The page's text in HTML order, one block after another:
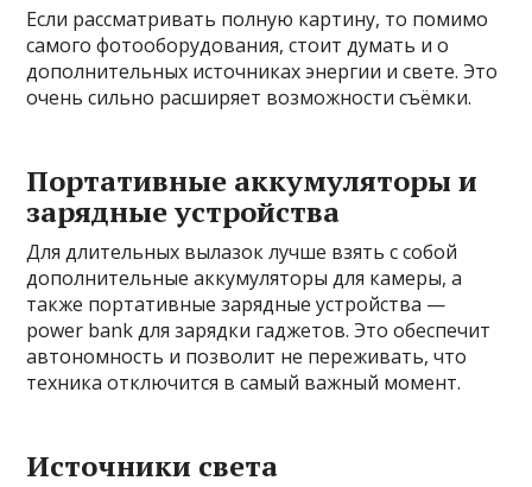
Если рассматривать полную картину, то помимо
самого фотооборудования, стоит думать и о
дополнительных источниках энергии и свете. Это
очень сильно расширяет возможности съёмки.
Портативные аккумуляторы и
зарядные устройства
Для длительных вылазок лучше взять с собой
дополнительные аккумуляторы для камеры, а
также портативные зарядные устройства —
power bank для зарядки гаджетов. Это обеспечит
автономность и позволит не переживать, что
техника отключится в самый важный момент.
Источники света